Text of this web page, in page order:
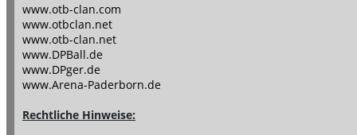
www.otb-clan.com
www.otbclan.net
www.otb-clan.net
www.DPBall.de
www.DPger.de
www.Arena-Paderborn.de
Rechtliche Hinweise: